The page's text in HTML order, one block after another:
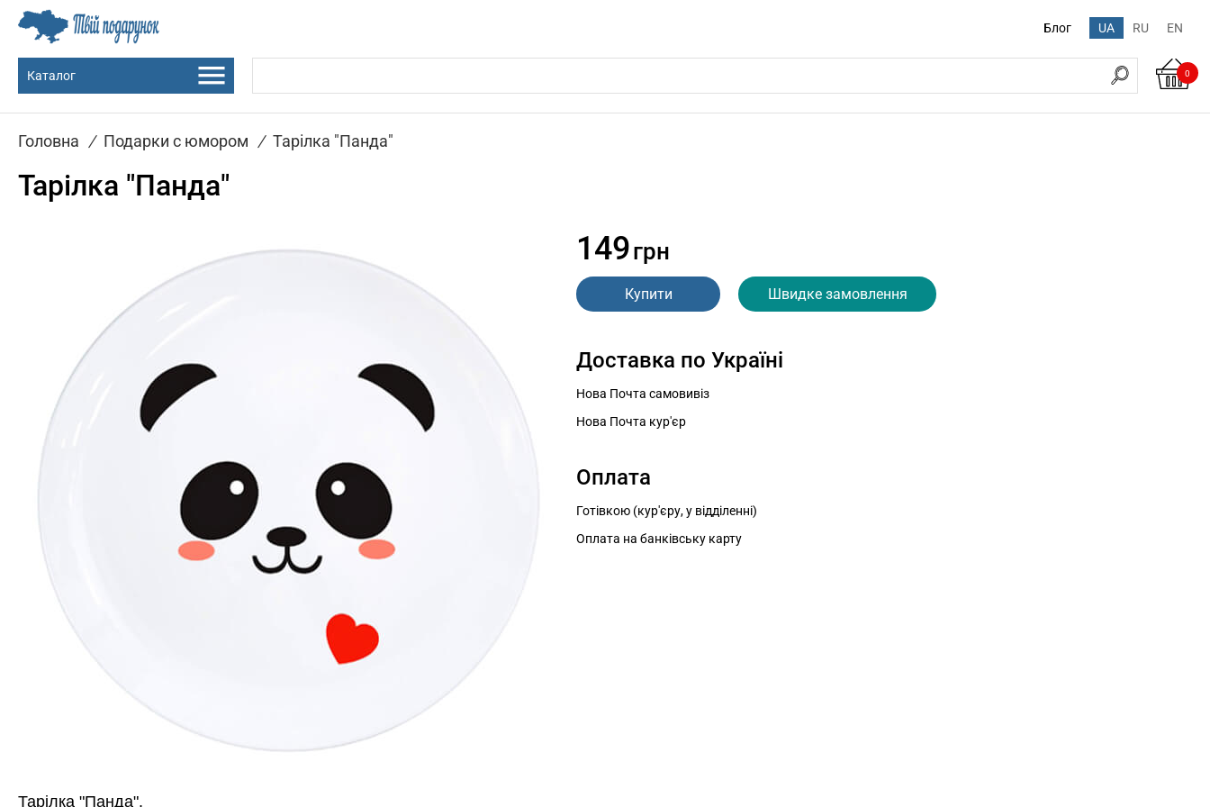
Блог UA RU EN
Каталог 0
Головна / Подарки с юмором / Тарілка "Панда"
Тарілка "Панда"
149грн
Купити Швидке замовлення
Доставка по Україні
Нова Почта самовивіз
Нова Почта кур'єр
Оплата
Готівкою (кур'єру, у відділенні)
Оплата на банківську карту
Тарілка "Панда".